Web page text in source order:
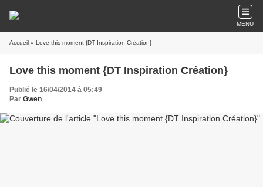
MENU
Accueil » Love this moment {DT Inspiration Création}
Love this moment {DT Inspiration Création}
Publié le 16/04/2014 à 05:49
Par Gwen